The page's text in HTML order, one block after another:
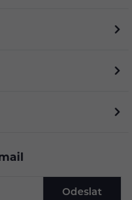
Odeslat